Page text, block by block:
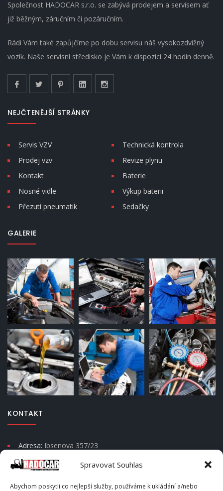
Spravovat Souhlas
Abychom poskytli co nejlepší služby, používáme k ukládání a/nebo
Společnost HADOCAR s.r.o. se zabývá prodejem a servisem ať
již běžným, záručním či pozáručním.
Rádi Vám také zapůjčíme po dobu servisu náš vysokozdvižný
vozík. Naše servisní středisko je Vám k dispozici 24 hodin denně.
NEJČTENĚJŠÍ STRÁNKY
Servis VZV
Technická kontrola
Prodej vzv
Revize plynu
Kontakt
Baterie
Nosné vidle
Výkup baterii
Přezutí pneumatik
Sedačky
GALERIE
KONTAKT
Adresa: Ibsenova 357/23
Moravská Ostrava a Přívoz
Psč 702 00